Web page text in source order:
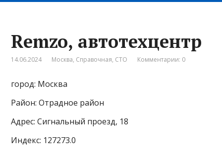
Remzo, автотехцентр
14.06.2024 Москва, Справочная, СТО Комментарии: 0
город: Москва
Район: Отрадное район
Адрес: Сигнальный проезд, 18
Индекс: 127273.0